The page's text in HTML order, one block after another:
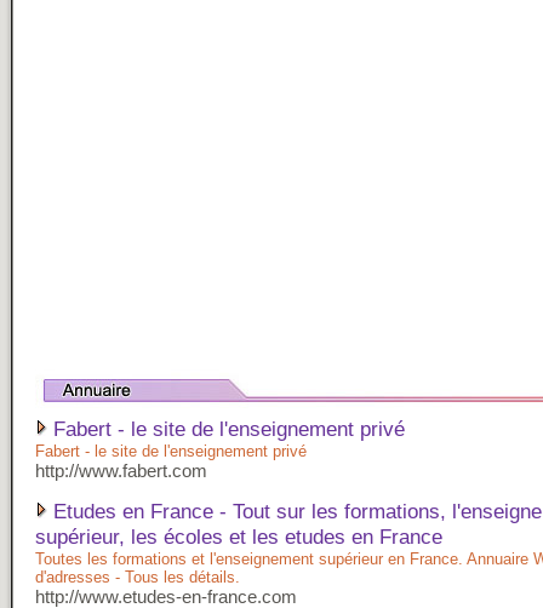
Fabert - le site de l'enseignement privé
Fabert - le site de l'enseignement privé
http://www.fabert.com
Etudes en France - Tout sur les formations,
supérieur, les écoles et les etudes en France
Toutes les formations et l'enseignement supérieur en France. Annuaire
d'adresses - Tous les détails.
http://www.etudes-en-france.com